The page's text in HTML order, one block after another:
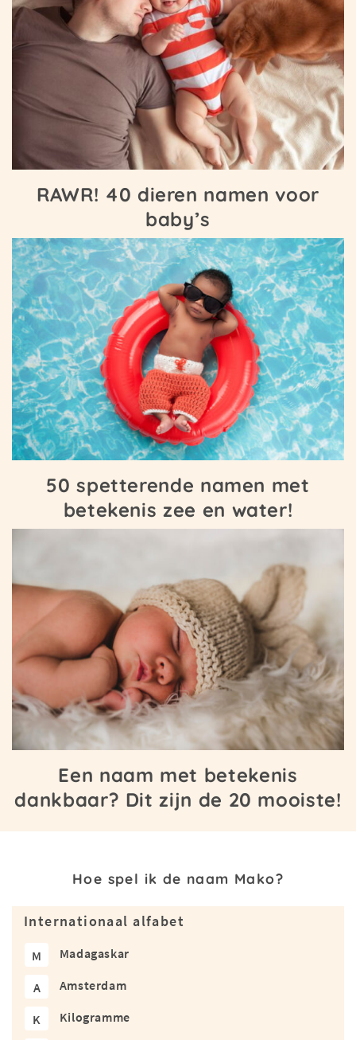
RAWR! 40 dieren namen voor
baby’s
50 spetterende namen met
betekenis zee en water!
Een naam met betekenis
dankbaar? Dit zijn de 20 mooiste!
Hoe spel ik de naam Mako?
Internationaal alfabet
M Madagaskar
A Amsterdam
K Kilogramme